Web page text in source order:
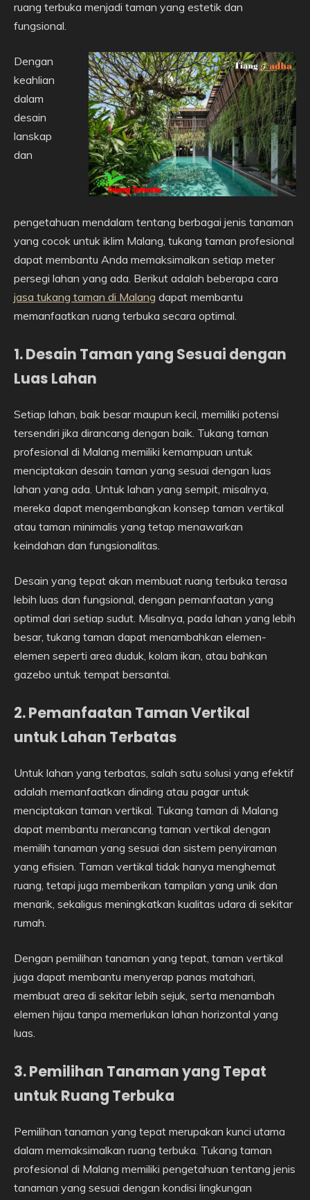
ruang terbuka menjadi taman yang estetik dan
fungsional.
Dengan
keahlian
dalam
desain
lanskap
dan
pengetahuan mendalam tentang berbagai jenis tanaman
yang cocok untuk iklim Malang, tukang taman profesional
dapat membantu Anda memaksimalkan setiap meter
persegi lahan yang ada. Berikut adalah beberapa cara
jasa tukang taman di Malang dapat membantu
memanfaatkan ruang terbuka secara optimal.
1. Desain Taman yang Sesuai dengan
Luas Lahan
Setiap lahan, baik besar maupun kecil, memiliki potensi
tersendiri jika dirancang dengan baik. Tukang taman
profesional di Malang memiliki kemampuan untuk
menciptakan desain taman yang sesuai dengan luas
lahan yang ada. Untuk lahan yang sempit, misalnya,
mereka dapat mengembangkan konsep taman vertikal
atau taman minimalis yang tetap menawarkan
keindahan dan fungsionalitas.
Desain yang tepat akan membuat ruang terbuka terasa
lebih luas dan fungsional, dengan pemanfaatan yang
optimal dari setiap sudut. Misalnya, pada lahan yang lebih
besar, tukang taman dapat menambahkan elemen-
elemen seperti area duduk, kolam ikan, atau bahkan
gazebo untuk tempat bersantai.
2. Pemanfaatan Taman Vertikal
untuk Lahan Terbatas
Untuk lahan yang terbatas, salah satu solusi yang efektif
adalah memanfaatkan dinding atau pagar untuk
menciptakan taman vertikal. Tukang taman di Malang
dapat membantu merancang taman vertikal dengan
memilih tanaman yang sesuai dan sistem penyiraman
yang efisien. Taman vertikal tidak hanya menghemat
ruang, tetapi juga memberikan tampilan yang unik dan
menarik, sekaligus meningkatkan kualitas udara di sekitar
rumah.
Dengan pemilihan tanaman yang tepat, taman vertikal
juga dapat membantu menyerap panas matahari,
membuat area di sekitar lebih sejuk, serta menambah
elemen hijau tanpa memerlukan lahan horizontal yang
luas.
3. Pemilihan Tanaman yang Tepat
untuk Ruang Terbuka
Pemilihan tanaman yang tepat merupakan kunci utama
dalam memaksimalkan ruang terbuka. Tukang taman
profesional di Malang memiliki pengetahuan tentang jenis
tanaman yang sesuai dengan kondisi lingkungan